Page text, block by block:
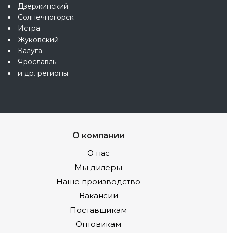
Дзержинский
Солнечногорск
Истра
Жуковский
Калуга
Ярославль
и др. регионы
О компании
О нас
Мы дилеры
Наше производство
Вакансии
Поставщикам
Оптовикам